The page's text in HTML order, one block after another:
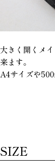
大きく開くメ
来ます。
A4サイズや
SIZE